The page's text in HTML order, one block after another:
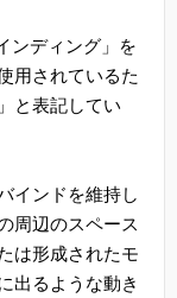
ンディング」を
用されているた
と表記してい
インドを維持し
周辺のスペース
は形成されたモ
出るような動き